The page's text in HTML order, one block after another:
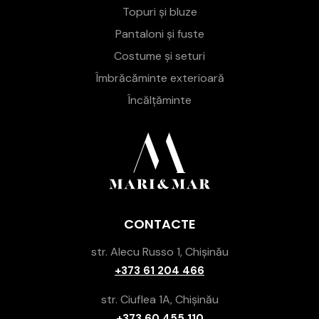
Topuri și bluze
Pantaloni și fuste
Costume și seturi
Îmbrăcăminte exterioară
Încălțăminte
CONTACTE
str. Alecu Russo 1, Chișinău
+373 61 204 466
str. Ciuflea 1A, Chișinău